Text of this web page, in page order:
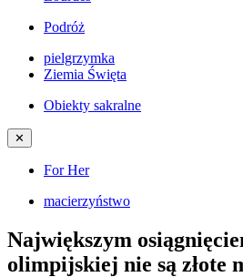
Podróż
pielgrzymka
Ziemia Święta
Obiekty sakralne
✕
For Her
macierzyństwo
Największym
olimpijskiej nie są złote